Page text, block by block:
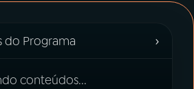
do Programa ›
conteúdos...